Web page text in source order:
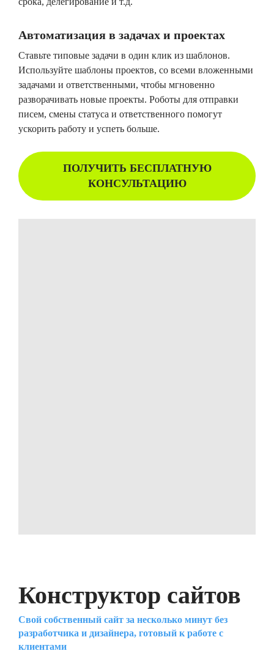
Автоматизация в задачах и проектах
Ставьте типовые задачи в один клик из шаблонов.
Используйте шаблоны проектов, со всеми вложенными
задачами и ответственными, чтобы мгновенно
разворачивать новые проекты. Роботы для отправки
писем, смены статуса и ответственного помогут
ускорить работу и успеть больше.
ПОЛУЧИТЬ БЕСПЛАТНУЮ
КОНСУЛЬТАЦИЮ
Конструктор сайтов
Свой собственный сайт за несколько минут без
разработчика и дизайнера, готовый к работе с
клиентами